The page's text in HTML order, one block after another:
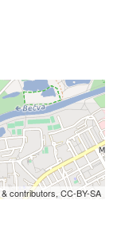
& contributors, CC-BY-SA